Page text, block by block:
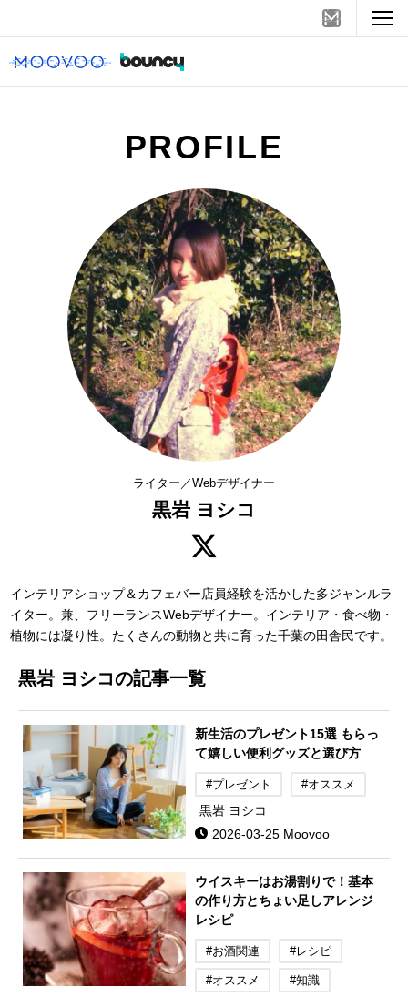
PROFILE
ライター／Webデザイナー
黒岩 ヨシコ
インテリアショップ＆カフェバー店員経験を活かした多ジャンルラ
イター。兼、フリーランスWebデザイナー。インテリア・食べ物・
植物には凝り性。たくさんの動物と共に育った千葉の田舎民です。
黒岩 ヨシコの記事一覧
新生活のプレゼント15選 もらっ
て嬉しい便利グッズと選び方
#プレゼント #オススメ
黒岩 ヨシコ
2026-03-25 Moovoo
ウイスキーはお湯割りで！基本
の作り方とちょい足しアレンジ
レシピ
#お酒関連 #レシピ
#オススメ #知識